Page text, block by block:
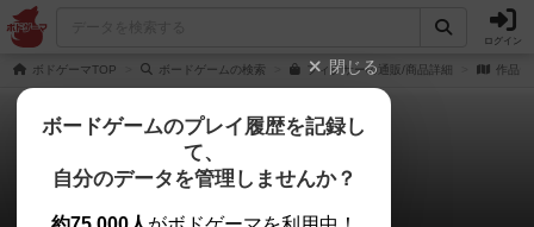
ログイン
ボドゲーマTOP ボードゲームの検索 フィクサーの通販/商品詳細 作品デ
フィクサー
3件の画像
閉じる
ボードゲームのプレイ履歴を記録し
て、
自分のデータを管理しませんか？